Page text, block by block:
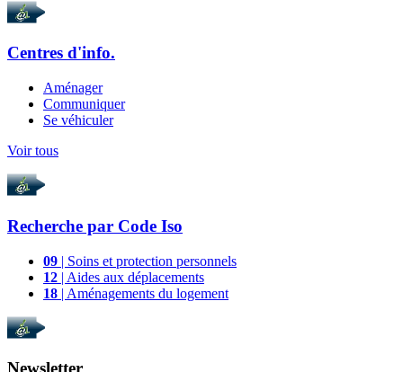
Centres d'info.
Aménager
Communiquer
Se véhiculer
Voir tous
Recherche par Code Iso
09 | Soins et protection personnels
12 | Aides aux déplacements
18 | Aménagements du logement
Newsletter